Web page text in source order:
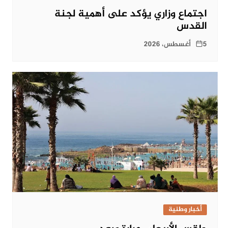
اجتماع وزاري يؤكد على أهمية لجنة
القدس
5 أغسطس، 2026
أخبار وطنية